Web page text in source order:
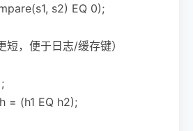
s2) EQ 0);
，便于日志/缓存键）
= (h1 EQ h2);